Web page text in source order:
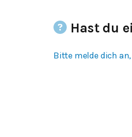
Hast du
Bitte melde dich an,